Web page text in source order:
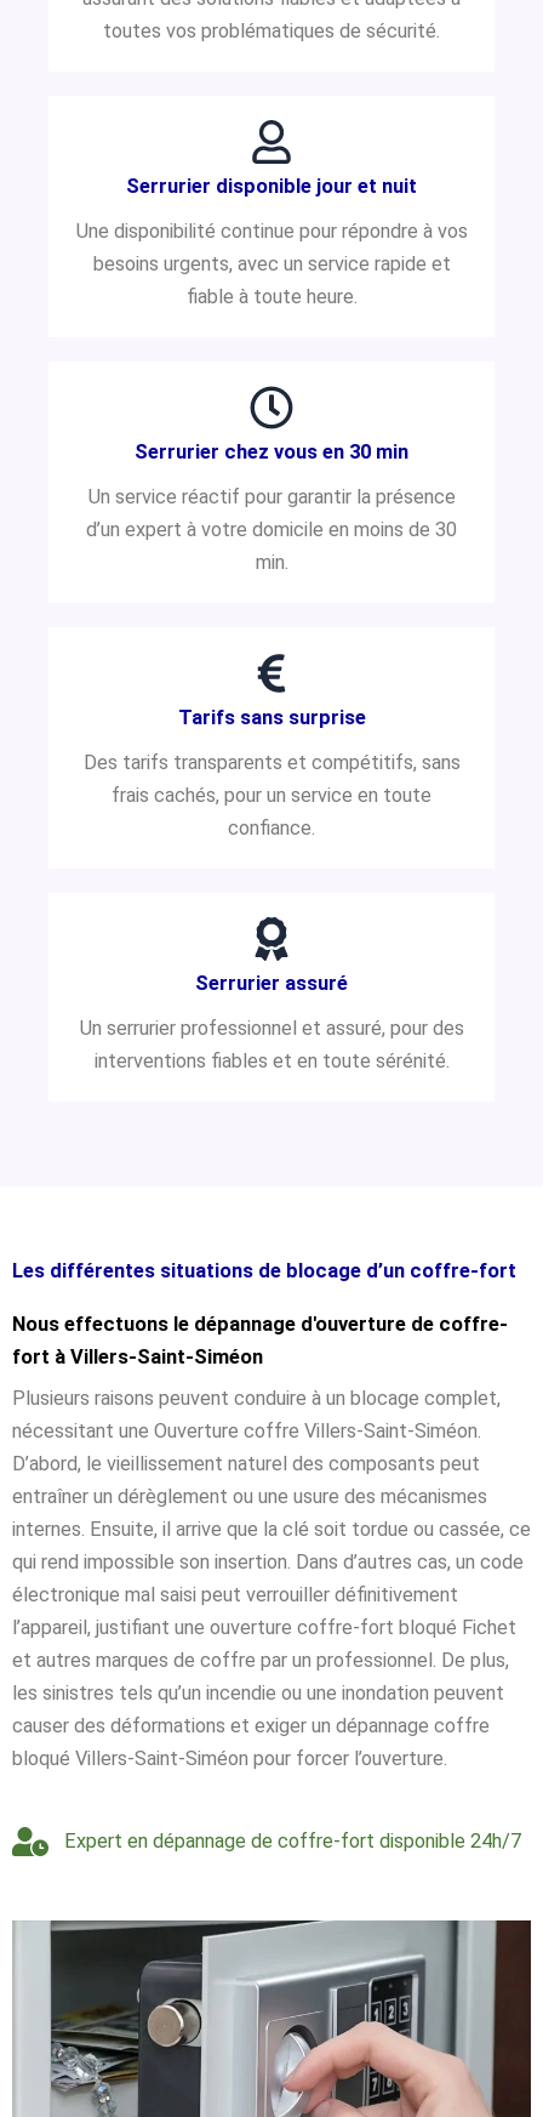
toutes vos problématiques de sécurité.
Serrurier disponible jour et nuit
Une disponibilité continue pour répondre à vos
besoins urgents, avec un service rapide et
fiable à toute heure.
Serrurier chez vous en 30 min
Un service réactif pour garantir la présence
d’un expert à votre domicile en moins de 30
min.
Tarifs sans surprise
Des tarifs transparents et compétitifs, sans
frais cachés, pour un service en toute
confiance.
Serrurier assuré
Un serrurier professionnel et assuré, pour des
interventions fiables et en toute sérénité.
Les différentes situations de blocage d’un coffre-fort
Nous effectuons le dépannage d'ouverture de coffre-
fort à Villers-Saint-Siméon
Plusieurs raisons peuvent conduire à un blocage complet,
nécessitant une Ouverture coffre Villers-Saint-Siméon.
D’abord, le vieillissement naturel des composants peut
entraîner un dérèglement ou une usure des mécanismes
internes. Ensuite, il arrive que la clé soit tordue ou cassée, ce
qui rend impossible son insertion. Dans d’autres cas, un code
électronique mal saisi peut verrouiller définitivement
l’appareil, justifiant une ouverture coffre-fort bloqué Fichet
et autres marques de coffre par un professionnel. De plus,
les sinistres tels qu’un incendie ou une inondation peuvent
causer des déformations et exiger un dépannage coffre
bloqué Villers-Saint-Siméon pour forcer l’ouverture.
Expert en dépannage de coffre-fort disponible 24h/7